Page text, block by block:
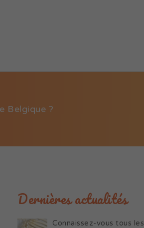
Belgique ?
Dernières actualités
Connaissez-vous tous les